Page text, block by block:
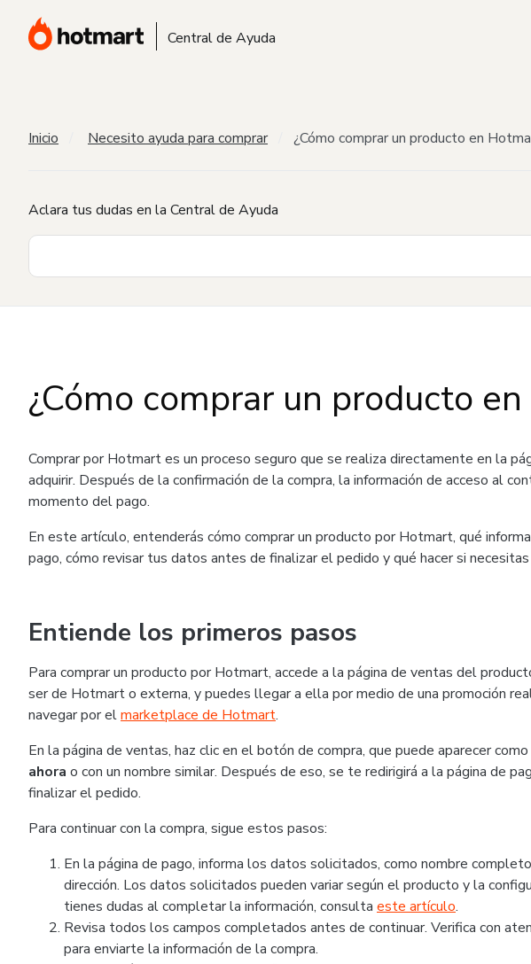
Central de Ayuda
Inicio Necesito ayuda para comprar ¿Cómo comprar un producto en
Aclara tus dudas en la Central de Ayuda
¿Cómo comprar un producto
Comprar por Hotmart es un proceso seguro que se realiza directamente en la
adquirir. Después de la confirmación de la compra, la información de acceso al
momento del pago.
En este artículo, entenderás cómo comprar un producto por Hotmart, qué
pago, cómo revisar tus datos antes de finalizar el pedido y qué hacer si
Entiende los primeros pasos
Para comprar un producto por Hotmart, accede a la página de ventas del
ser de Hotmart o externa, y puedes llegar a ella por medio de una promoción
navegar por elmarketplace de Hotmart.
En la página de ventas, haz clic en el botón de compra, que puede aparecer como
ahora o con un nombre similar. Después de eso, se te redirigirá a la página de
finalizar el pedido.
Para continuar con la compra, sigue estos pasos:
En la página de pago, informa los datos solicitados, como nombre
dirección. Los datos solicitados pueden variar según el producto y la
tienes dudas al completar la información, consulta este artículo.
Revisa todos los campos completados antes de continuar. Verifica con
para enviarte la información de la compra.